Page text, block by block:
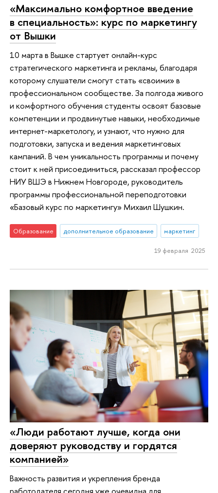
«Максимально комфортное введение
в специальность»: курс по маркетингу
от Вышки
10 марта в Вышке стартует онлайн-курс
стратегического маркетинга и рекламы, благодаря
которому слушатели смогут стать «своими» в
профессиональном сообществе. За полгода живого
и комфортного обучения студенты освоят базовые
компетенции и продвинутые навыки, необходимые
интернет-маркетологу, и узнают, что нужно для
подготовки, запуска и ведения маркетинговых
кампаний. В чем уникальность программы и почему
стоит к ней присоединиться, рассказал профессор
НИУ ВШЭ в Нижнем Новгороде, руководитель
программы профессиональной переподготовки
«Базовый курс по маркетингу» Михаил Шушкин.
Образование дополнительное образование маркетинг
19 февраля 2025
«Люди работают лучше, когда они
доверяют руководству и гордятся
компанией»
Важность развития и укрепления бренда